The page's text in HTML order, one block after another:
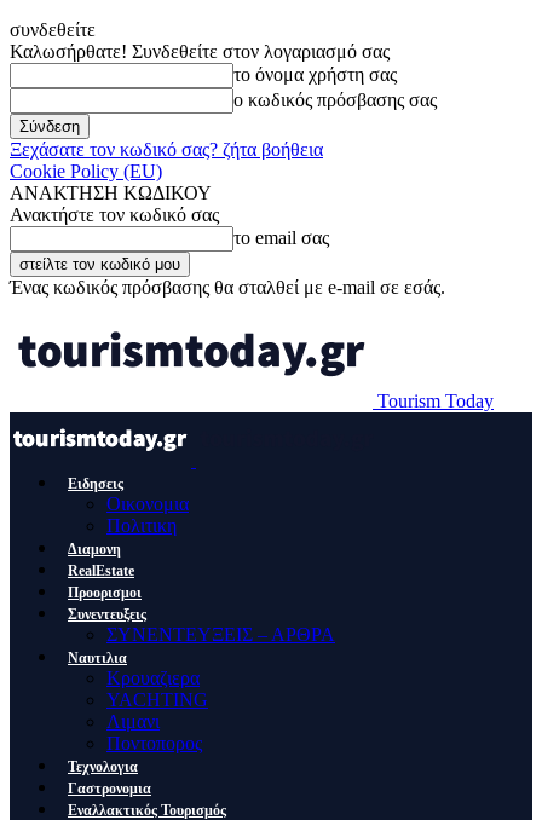
συνδεθείτε
Καλωσήρθατε! Συνδεθείτε στον λογαριασμό σας
το όνομα χρήστη σας
ο κωδικός πρόσβασης σας
Ξεχάσατε τον κωδικό σας? ζήτα βοήθεια
Cookie Policy (EU)
ΑΝΑΚΤΗΣΗ ΚΩΔΙΚΟΥ
Ανακτήστε τον κωδικό σας
το email σας
Ένας κωδικός πρόσβασης θα σταλθεί με e-mail σε εσάς.
Tourism Today
Ειδησεις
Οικονομια
Πολιτικη
Διαμονη
RealEstate
Προορισμοι
Συνεντευξεις
ΣΥΝΕΝΤΕΥΞΕΙΣ – ΑΡΘΡΑ
Ναυτιλια
Κρουαζιερα
YACHTING
Λιμανι
Ποντοπορος
Τεχνολογια
Γαστρονομια
Εναλλακτικός Τουρισμός